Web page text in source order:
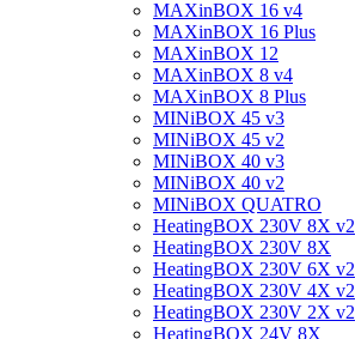
MAXinBOX 16 v4
MAXinBOX 16 Plus
MAXinBOX 12
MAXinBOX 8 v4
MAXinBOX 8 Plus
MINiBOX 45 v3
MINiBOX 45 v2
MINiBOX 40 v3
MINiBOX 40 v2
MINiBOX QUATRO
HeatingBOX 230V 8X v2
HeatingBOX 230V 8X
HeatingBOX 230V 6X v2
HeatingBOX 230V 4X v2
HeatingBOX 230V 2X v2
HeatingBOX 24V 8X